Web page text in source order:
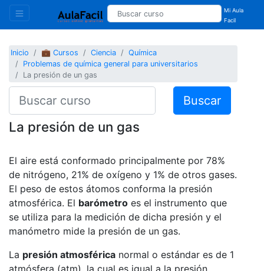
Mi Aula
Facil
Inicio 💼 Cursos Ciencia
Química
Problemas de química general para universitarios
La presión de un gas
Buscar
La presión de un gas
El aire está conformado principalmente por 78%
de nitrógeno, 21% de oxígeno y 1% de otros gases.
El peso de estos átomos conforma la presión
atmosférica. El barómetro es el instrumento que
se utiliza para la medición de dicha presión y el
manómetro mide la presión de un gas.
La presión atmosférica normal o estándar es de 1
atmósfera (atm), la cual es igual a la presión